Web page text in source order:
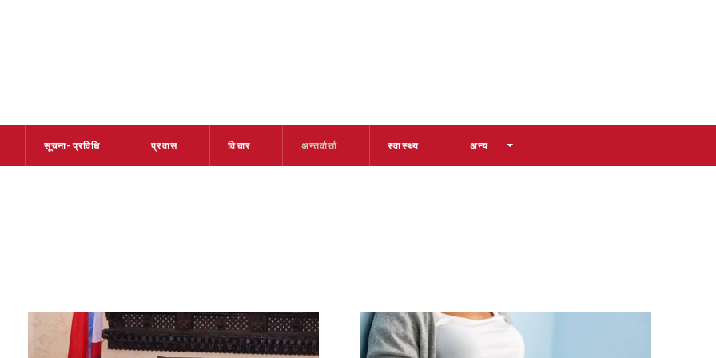
सूचना-प्रविधि प्रवास विचार अन्तर्वार्ता स्वास्थ्य अन्य